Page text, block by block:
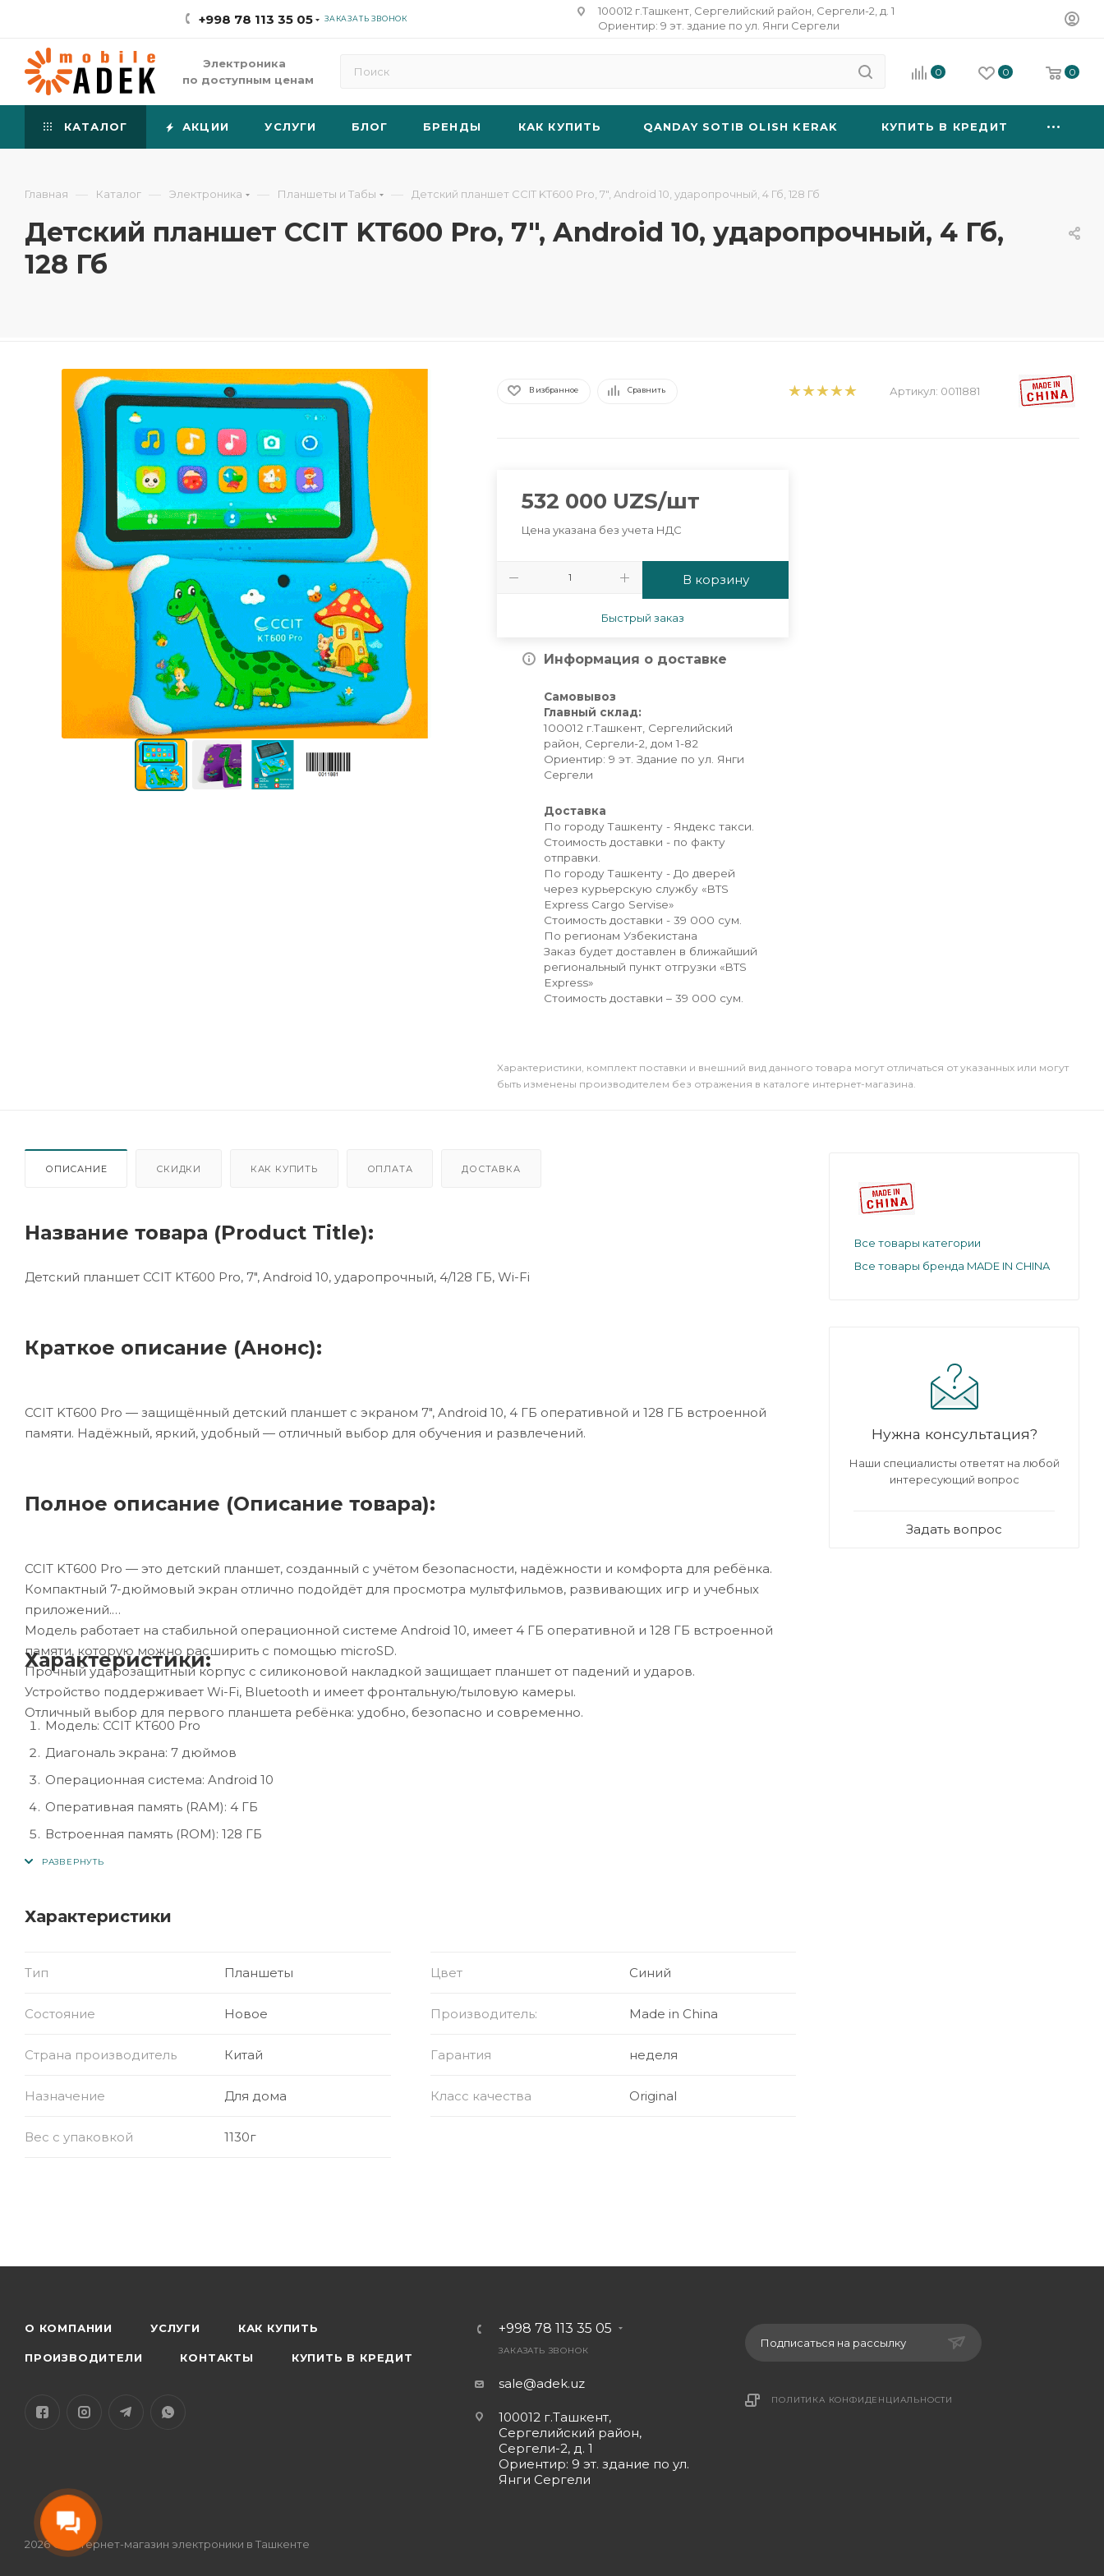
+998 78 113 35 05 ЗАКАЗАТЬ ЗВОНОК
100012 г.Ташкент, Сергелийский район, Сергели-2, д. 1
Ориентир: 9 эт. здание по ул. Янги Сергели
Электроника
по доступным ценам
0 0 0
КАТАЛОГ АКЦИИ УСЛУГИ БЛОГ БРЕНДЫ КАК КУПИТЬ QANDAY SOTIB OLISH KERAK КУПИТЬ В КРЕДИТ
Главная — Каталог — Электроника — Планшеты и Табы — Детский планшет CCIT KT600 Pro, 7", Android 10, ударопрочный, 4 Гб, 128 Гб
Детский планшет CCIT KT600 Pro, 7", Android 10, ударопрочный, 4 Гб,
128 Гб
В избранное Сравнить Артикул: 0011881
532 000 UZS/шт
Цена указана без учета НДС
В корзину
Быстрый заказ
Информация о доставке
Самовывоз
Главный склад:
100012 г.Ташкент, Сергелийский
район, Сергели-2, дом 1-82
Ориентир: 9 эт. Здание по ул. Янги
Сергели
Доставка
По городу Ташкенту - Яндекс такси.
Стоимость доставки - по факту
отправки.
По городу Ташкенту - До дверей
через курьерскую службу «BTS
Express Cargo Servise»
Стоимость доставки - 39 000 сум.
По регионам Узбекистана
Заказ будет доставлен в ближайший
региональный пункт отгрузки «BTS
Express»
Стоимость доставки – 39 000 сум.
Xарактеристики, комплект поставки и внешний вид данного товара могут отличаться от указанных или могут
быть изменены производителем без отражения в каталоге интернет-магазина.
ОПИСАНИЕ СКИДКИ КАК КУПИТЬ ОПЛАТА ДОСТАВКА
Название товара (Product Title):
Детский планшет CCIT KT600 Pro, 7", Android 10, ударопрочный, 4/128 ГБ, Wi-Fi
Краткое описание (Анонс):
CCIT KT600 Pro — защищённый детский планшет с экраном 7", Android 10, 4 ГБ оперативной и 128 ГБ встроенной
памяти. Надёжный, яркий, удобный — отличный выбор для обучения и развлечений.
Полное описание (Описание товара):
CCIT KT600 Pro — это детский планшет, созданный с учётом безопасности, надёжности и комфорта для ребёнка.
Компактный 7-дюймовый экран отлично подойдёт для просмотра мультфильмов, развивающих игр и учебных
приложений.
Модель работает на стабильной операционной системе Android 10, имеет 4 ГБ оперативной и 128 ГБ встроенной
памяти, которую можно расширить с помощью microSD.
Прочный ударозащитный корпус с силиконовой накладкой защищает планшет от падений и ударов.
Устройство поддерживает Wi-Fi, Bluetooth и имеет фронтальную/тыловую камеры.
Отличный выбор для первого планшета ребёнка: удобно, безопасно и современно.
Характеристики:
Модель: CCIT KT600 Pro
Диагональ экрана: 7 дюймов
Операционная система: Android 10
Оперативная память (RAM): 4 ГБ
Встроенная память (ROM): 128 ГБ
Расширение памяти: microSD (до 256 ГБ)
Камеры: фронтальная и тыловая
Батарея: до 3000–4000 мАч (уточняется)
Назначение: для детей 3–12 лет, обучение, мультфильмы, игры
Характеристики
Тип Планшеты Цвет Синий
Состояние Новое Производитель: Made in China
Страна производитель Китай Гарантия неделя
Назначение Для дома Класс качества Original
Вес с упаковкой 1130г
Все товары категории
Все товары бренда MADE IN CHINA
Нужна консультация?
Наши специалисты ответят на любой
интересующий вопрос
Задать вопрос
О КОМПАНИИ УСЛУГИ КАК КУПИТЬ
ПРОИЗВОДИТЕЛИ КОНТАКТЫ КУПИТЬ В КРЕДИТ
+998 78 113 35 05
ЗАКАЗАТЬ ЗВОНОК
sale@adek.uz
100012 г.Ташкент,
Сергелийский район,
Сергели-2, д. 1
Ориентир: 9 эт. здание по ул.
Янги Сергели
Подписаться на рассылку
ПОЛИТИКА КОНФИДЕНЦИАЛЬНОСТИ
2026 © Интернет-магазин электроники в Ташкенте